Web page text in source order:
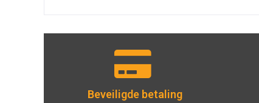
Beveiligde betaling